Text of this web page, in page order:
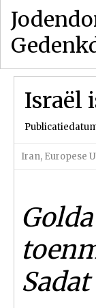
Israël
Iran, Europese
Sadat